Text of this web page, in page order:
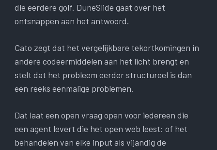
die eerdere golf. DuneSlide gaat over het
ontsnappen aan het antwoord.
Cato zegt dat het vergelijkbare tekortkomingen in
andere codeermiddelen aan het licht brengt en
stelt dat het probleem eerder structureel is dan
een reeks eenmalige problemen.
Dat laat een open vraag open voor iedereen die
een agent levert die het open web leest: of het
behandelen van elke input als vijandig de